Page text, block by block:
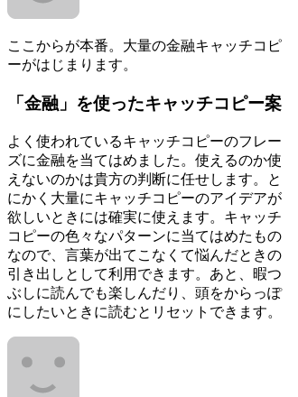
ここからが本番。大量の金融キャッチコピ
ーがはじまります。
「金融」を使ったキャッチコピー案
よく使われているキャッチコピーのフレー
ズに金融を当てはめました。使えるのか使
えないのかは貴方の判断に任せします。と
にかく大量にキャッチコピーのアイデアが
欲しいときには確実に使えます。キャッチ
コピーの色々なパターンに当てはめたもの
なので、言葉が出てこなくて悩んだときの
引き出しとして利用できます。あと、暇つ
ぶしに読んでも楽しんだり、頭をからっぽ
にしたいときに読むとリセットできます。